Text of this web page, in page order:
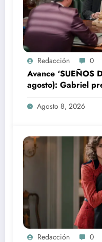
Redacción 0
Avance ‘SUEÑOS
agosto): Gabriel
Agosto 8, 2026
Redacción 0